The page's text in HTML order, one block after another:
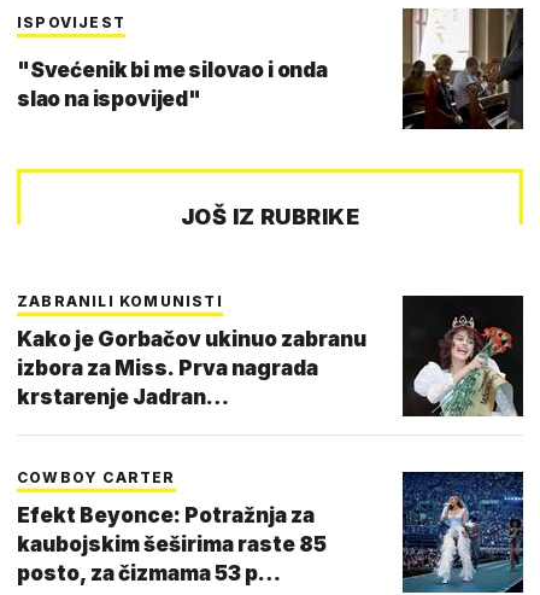
ISPOVIJEST
"Svećenik bi me silovao i onda
slao na ispovijed"
JOŠ IZ RUBRIKE
ZABRANILI KOMUNISTI
Kako je Gorbačov ukinuo zabranu
izbora za Miss. Prva nagrada
krstarenje Jadran…
COWBOY CARTER
Efekt Beyonce: Potražnja za
kaubojskim šeširima raste 85
posto, za čizmama 53 p…